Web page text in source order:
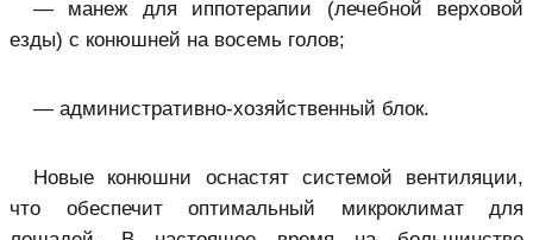
— манеж для иппотерапии (лечебной верховой
езды) с конюшней на восемь голов;
— административно-хозяйственный блок.
Новые конюшни оснастят системой вентиляции,
что обеспечит оптимальный микроклимат для